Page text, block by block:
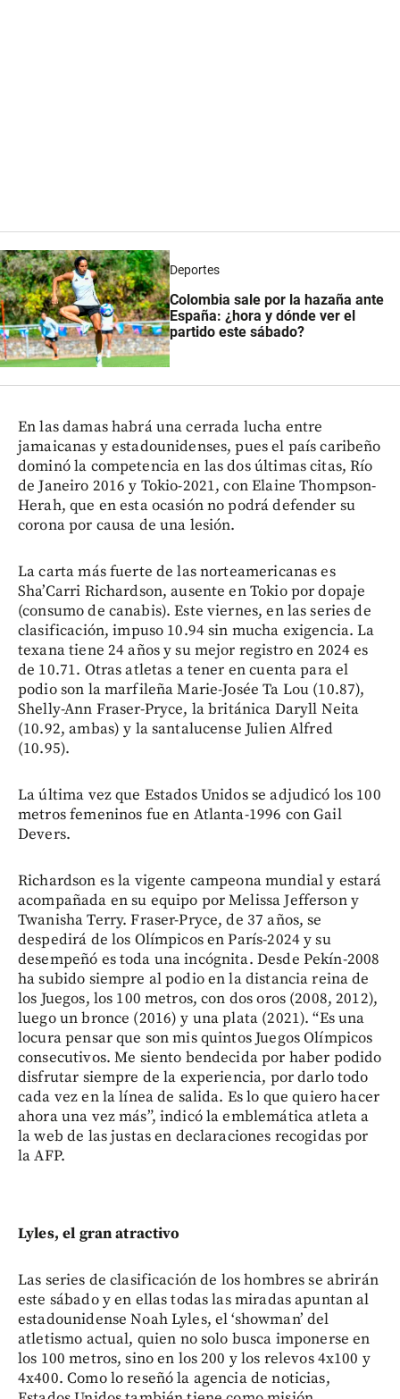
Deportes
Colombia sale por la hazaña ante
España: ¿hora y dónde ver el
partido este sábado?
En las damas habrá una cerrada lucha entre
jamaicanas y estadounidenses, pues el país caribeño
dominó la competencia en las dos últimas citas, Río
de Janeiro 2016 y Tokio-2021, con Elaine Thompson-
Herah, que en esta ocasión no podrá defender su
corona por causa de una lesión.
La carta más fuerte de las norteamericanas es
Sha’Carri Richardson, ausente en Tokio por dopaje
(consumo de canabis). Este viernes, en las series de
clasificación, impuso 10.94 sin mucha exigencia. La
texana tiene 24 años y su mejor registro en 2024 es
de 10.71. Otras atletas a tener en cuenta para el
podio son la marfileña Marie-Josée Ta Lou (10.87),
Shelly-Ann Fraser-Pryce, la británica Daryll Neita
(10.92, ambas) y la santalucense Julien Alfred
(10.95).
La última vez que Estados Unidos se adjudicó los 100
metros femeninos fue en Atlanta-1996 con Gail
Devers.
Richardson es la vigente campeona mundial y estará
acompañada en su equipo por Melissa Jefferson y
Twanisha Terry. Fraser-Pryce, de 37 años, se
despedirá de los Olímpicos en París-2024 y su
desempeñó es toda una incógnita. Desde Pekín-2008
ha subido siempre al podio en la distancia reina de
los Juegos, los 100 metros, con dos oros (2008, 2012),
luego un bronce (2016) y una plata (2021). “Es una
locura pensar que son mis quintos Juegos Olímpicos
consecutivos. Me siento bendecida por haber podido
disfrutar siempre de la experiencia, por darlo todo
cada vez en la línea de salida. Es lo que quiero hacer
ahora una vez más”, indicó la emblemática atleta a
la web de las justas en declaraciones recogidas por
la AFP.
Lyles, el gran atractivo
Las series de clasificación de los hombres se abrirán
este sábado y en ellas todas las miradas apuntan al
estadounidense Noah Lyles, el ‘showman’ del
atletismo actual, quien no solo busca imponerse en
los 100 metros, sino en los 200 y los relevos 4x100 y
4x400. Como lo reseñó la agencia de noticias,